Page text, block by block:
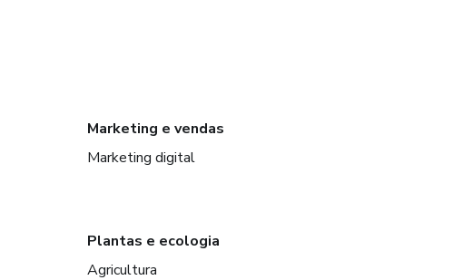
Marketing e vendas
Marketing digital
Plantas e ecologia
Agricultura